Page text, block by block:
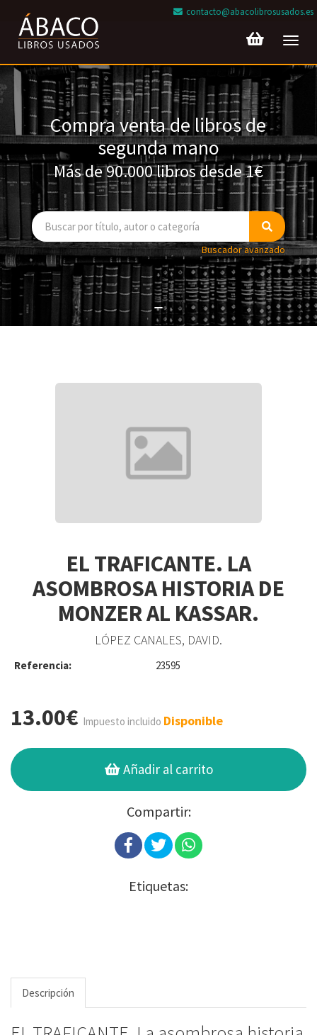
contacto@abacolibrosusados.es
Compra venta de libros de
segunda mano
Más de 90.000 libros desde 1€
Buscador avanzado
EL TRAFICANTE. LA
ASOMBROSA HISTORIA DE
MONZER AL KASSAR.
LÓPEZ CANALES, DAVID.
Referencia: 23595
13.00€ Impuesto incluido Disponible
Añadir al carrito
Compartir:
Etiquetas:
Descripción